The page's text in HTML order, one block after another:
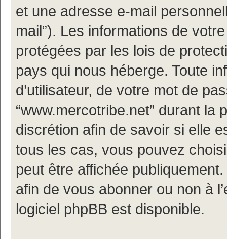
et une adresse e-mail
mail”). Les informations de
protégées par les lois de
pays qui nous héberge. Toute
d’utilisateur, de votre mot de
“www.mercotribe.net” durant la
discrétion afin de savoir si elle
tous les cas, vous pouvez
peut être affichée
afin de vous abonner ou non à
logiciel phpBB est disponible.